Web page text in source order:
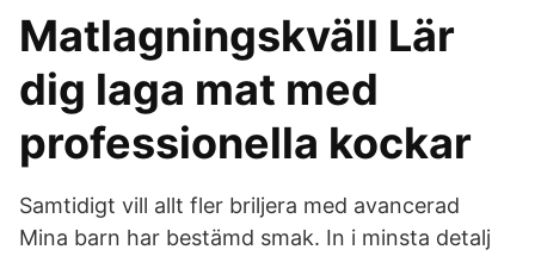
Matlagningskväll Lär
dig laga mat med
professionella kockar
Samtidigt vill allt fler briljera med avancerad
Mina barn har bestämd smak. In i minsta detalj